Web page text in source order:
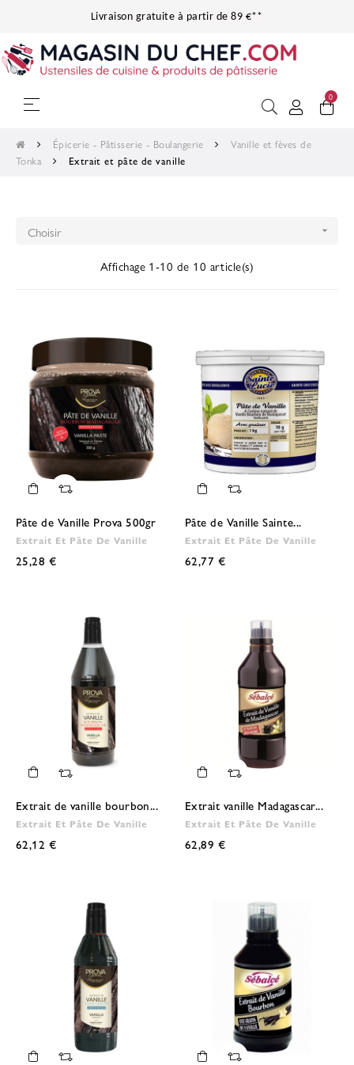
Livraison gratuite à partir de 89 €**
Basculer
navigation
☰ 0
Épicerie - Pâtisserie - Boulangerie
Vanille et fèves de
Tonka
Extrait et pâte de vanille
Choisir 
Affichage 1-10 de 10 article(s)
Pâte de Vanille Prova 500gr
Extrait Et Pâte De Vanille
25,28 €
Pâte de Vanille Sainte...
Extrait Et Pâte De Vanille
62,77 €
Extrait de vanille bourbon...
Extrait Et Pâte De Vanille
62,12 €
Extrait vanille Madagascar...
Extrait Et Pâte De Vanille
62,89 €